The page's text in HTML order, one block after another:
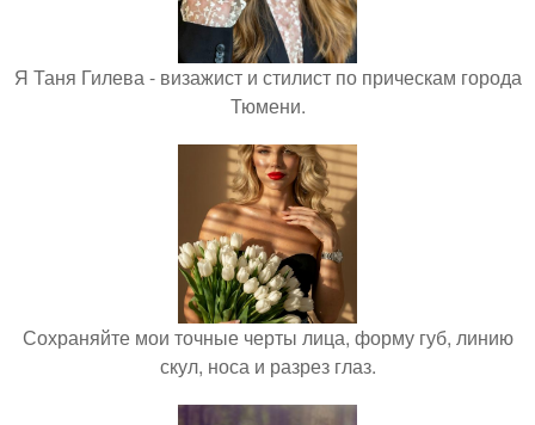
Я Таня Гилева - визажист и стилист по прическам города
Тюмени.
Сохраняйте мои точные черты лица, форму губ, линию
скул, носа и разрез глаз.